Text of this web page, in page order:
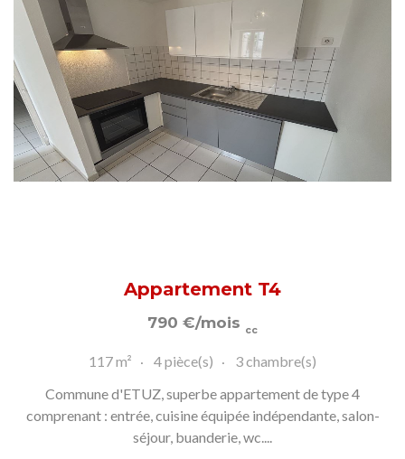
Appartement T4
790 €/mois cc
117 m² 4 pièce(s)
3 chambre(s)
Commune d'ETUZ, superbe appartement de type 4
comprenant : entrée, cuisine équipée indépendante, salon-
séjour, buanderie, wc....